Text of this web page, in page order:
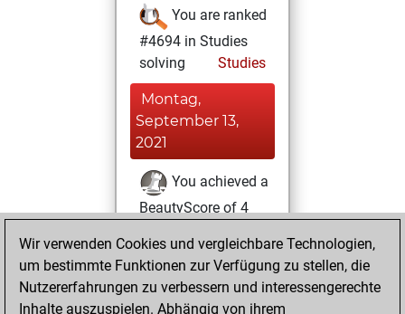
You are ranked
#4694 in Studies
solving
Studies
Montag,
September 13,
2021
You achieved a
BeautyScore of 4
achieved a new Elo
of 1591
Wir verwenden Cookies und vergleichbare Technologien,
um bestimmte Funktionen zur Verfügung zu stellen, die
Nutzererfahrungen zu verbessern und interessengerechte
Inhalte auszuspielen. Abhängig von ihrem